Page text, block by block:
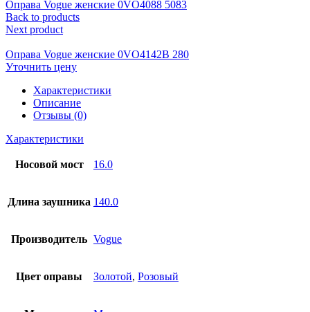
Оправа Vogue женские 0VO4088 5083
Back to products
Next product
Оправа Vogue женские 0VO4142B 280
Уточнить цену
Характеристики
Описание
Отзывы (0)
Характеристики
Носовой мост 16.0
Длина заушника 140.0
Производитель Vogue
Цвет оправы Золотой, Розовый